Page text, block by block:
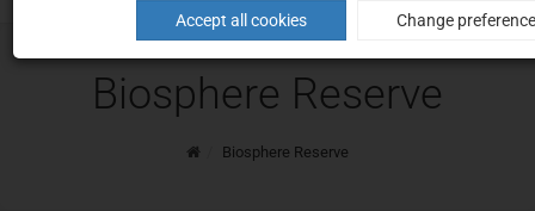
Biosphere Reserve
HomeBiosphere Reserve
Accept all cookies Change